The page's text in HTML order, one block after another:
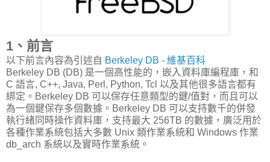
1、前言
以下前言內容為引述自 Berkeley DB - 維基百科
Berkeley DB (DB) 是一個高性能的，嵌入資料庫編程庫，和
C 語言, C++, Java, Perl, Python, Tcl 以及其他很多語言都有
綁定。Berkeley DB 可以保存任意類型的鍵/值對，而且可以
為一個鍵保存多個數據。Berkeley DB 可以支持數千的併發
執行緒同時操作資料庫，支持最大 256TB 的數據，廣泛用於
各種作業系統包括大多數 Unix 類作業系統和 Windows 作業
db_arch 系統以及實時作業系統。